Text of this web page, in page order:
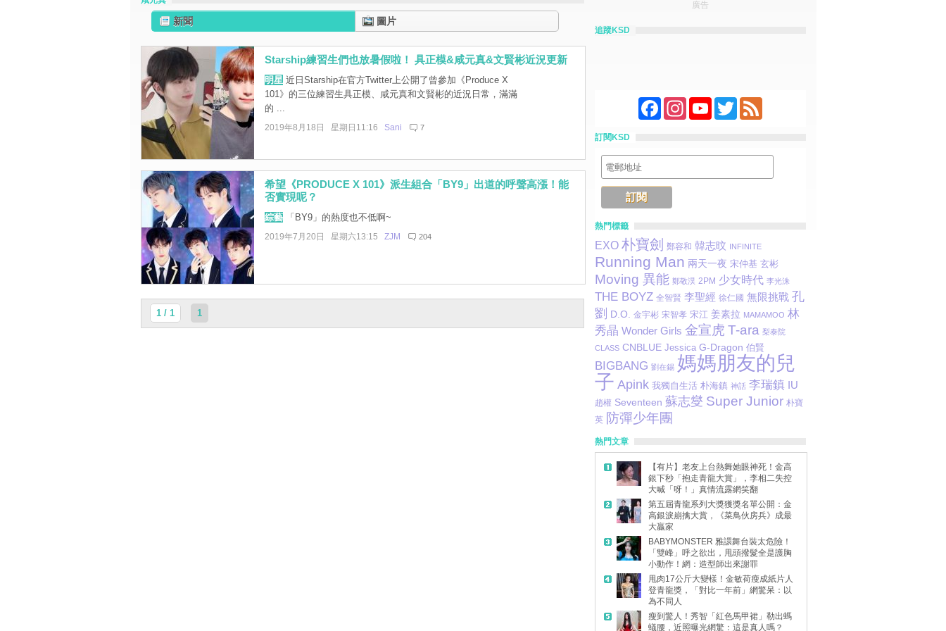
新聞 圖片
Starship練習生們也放暑假啦！ 具正模&咸元真&文賢彬近況更新
明星近日Starship在官方Twitter上公開了曾參加《Produce X
101》的三位練習生具正模、咸元真和文賢彬的近況日常，滿滿
的 ...
2019年8月18日 星期日11:16 Sani 7
希望《PRODUCE X 101》派生組合「BY9」出道的呼聲高漲！能
否實現呢？
綜藝「BY9」的熱度也不低啊~
2019年7月20日 星期六13:15 ZJM 204
1 / 1 1
廣告
追蹤KSD
FacebookInstagramYouTubeTwitterFeed
訂閱KSD
熱門標籤
EXO 朴寶劍 鄭容和 韓志旼 INFINITE
Running Man 兩天一夜 宋仲基 玄彬
Moving 異能 鄭敬淏 2PM 少女時代 李光洙
THE BOYZ 全智賢 李聖經 徐仁國 無限挑戰 孔
劉 D.O. 金宇彬 宋智孝 宋江 姜素拉 MAMAMOO 林
秀晶 Wonder Girls 金宣虎 T-ara 梨泰院
CLASS CNBLUE Jessica G-Dragon 伯賢
BIGBANG 劉在錫 媽媽朋友的兒
子 Apink 我獨自生活 朴海鎮 神話 李瑞鎮 IU
趙權 Seventeen 蘇志燮 Super Junior 朴寶
英 防彈少年團
熱門文章
【有片】老友上台熱舞她眼神死！金高
銀下秒「抱走青龍大賞」，李相二失控
大喊「呀！」真情流露網笑翻
第五屆青龍系列大獎獲獎名單公開：金
高銀淚崩擒大賞，《菜鳥伙房兵》成最
大贏家
BABYMONSTER 雅譞舞台裝太危險！
「雙峰」呼之欲出，甩頭撥髮全是護胸
小動作！網：造型師出來謝罪
甩肉17公斤大變樣！金敏荷瘦成紙片人
登青龍獎，「對比一年前」網驚呆：以
為不同人
瘦到驚人！秀智「紅色馬甲裙」勒出螞
蟻腰，近照曝光網驚：這是真人嗎？